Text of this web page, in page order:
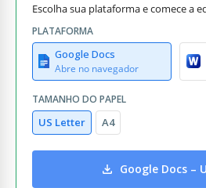
Escolha sua plataforma e comece a
PLATAFORMA
Google Docs
Abre no navegador
TAMANHO DO PAPEL
US Letter A4
Google Docs –